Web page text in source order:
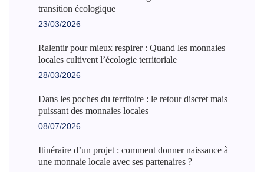
transition écologique
23/03/2026
Ralentir pour mieux respirer : Quand les monnaies
locales cultivent l’écologie territoriale
28/03/2026
Dans les poches du territoire : le retour discret mais
puissant des monnaies locales
08/07/2026
Itinéraire d’un projet : comment donner naissance à
une monnaie locale avec ses partenaires ?